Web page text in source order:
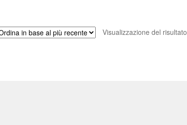
Visualizzazione del risultato